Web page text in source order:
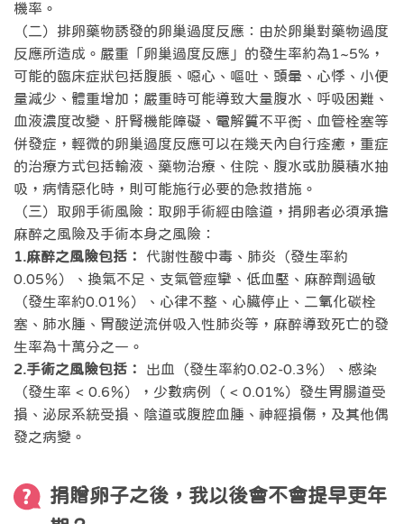
機率。
（二）排卵藥物誘發的卵巢過度反應：由於卵巢對藥物過度
反應所造成。嚴重「卵巢過度反應」的發生率約為1~5%，
可能的臨床症狀包括腹脹、噁心、嘔吐、頭暈、心悸、小便
量減少、體重增加；嚴重時可能導致大量腹水、呼吸困難、
血液濃度改變、肝腎機能障礙、電解質不平衡、血管栓塞等
併發症，輕微的卵巢過度反應可以在幾天內自行痊癒，重症
的治療方式包括輸液、藥物治療、住院、腹水或肋膜積水抽
吸，病情惡化時，則可能施行必要的急救措施。
（三）取卵手術風險：取卵手術經由陰道，捐卵者必須承擔
麻醉之風險及手術本身之風險：
1.麻醉之風險包括：
代謝性酸中毒、肺炎（發生率約
0.05％）、換氣不足、支氣管痙攣、低血壓、麻醉劑過敏
（發生率約0.01％）、心律不整、心臟停止、二氧化碳栓
塞、肺水腫、胃酸逆流併吸入性肺炎等，麻醉導致死亡的發
生率為十萬分之一。
2.手術之風險包括：
出血（發生率約0.02-0.3％）、感染
（發生率 < 0.6％），少數病例（ < 0.01%）發生胃腸道受
損、泌尿系統受損、陰道或腹腔血腫、神經損傷，及其他偶
發之病變。
捐贈卵子之後，我以後會不會提早更年